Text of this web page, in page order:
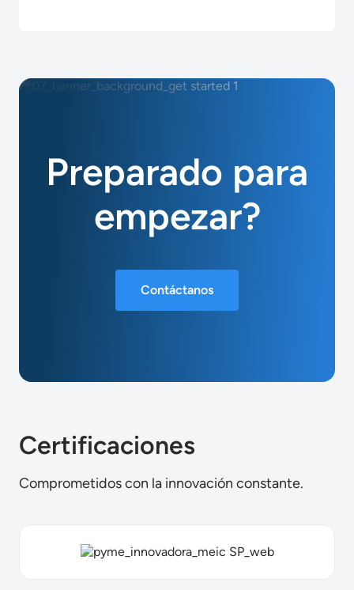
Preparado para
empezar?
Contáctanos
Certificaciones
Comprometidos con la innovación constante.